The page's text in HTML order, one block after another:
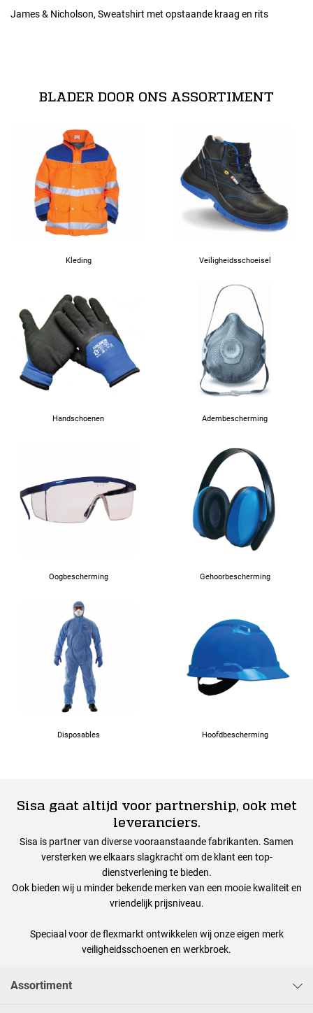
James & Nicholson, Sweatshirt met opstaande kraag en rits
4XL
5XL
Alle matenBLADER DOOR ONS ASSORTIMENT
Kleding Veiligheidsschoeisel
Handschoenen Adembescherming
Oogbescherming Gehoorbescherming
Disposables Hoofdbescherming
Sisa gaat altijd voor partnership, ook met
leveranciers.
Sisa is partner van diverse vooraanstaande fabrikanten. Samen
versterken we elkaars slagkracht om de klant een top-
dienstverlening te bieden.
Ook bieden wij u minder bekende merken van een mooie kwaliteit en
vriendelijk prijsniveau.
Speciaal voor de flexmarkt ontwikkelen wij onze eigen merk
veiligheidsschoenen en werkbroek.
Assortiment